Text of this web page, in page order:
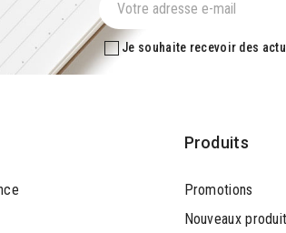
Je souhaite recevoir des
Produits
Promotions
Nouveaux